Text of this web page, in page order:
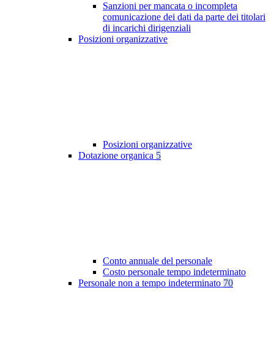
Sanzioni per mancata o incompleta
comunicazione dei dati da parte dei titolari
di incarichi dirigenziali
Posizioni organizzative
Posizioni organizzative
Dotazione organica 5
Conto annuale del personale
Costo personale tempo indeterminato
Personale non a tempo indeterminato 70